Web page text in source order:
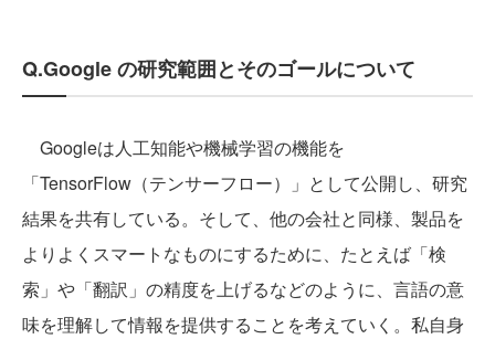
Q.Google の研究範囲とそのゴールについて
Googleは人工知能や機械学習の機能を
「TensorFlow（テンサーフロー）」として公開し、研究
結果を共有している。そして、他の会社と同様、製品を
よりよくスマートなものにするために、たとえば「検
索」や「翻訳」の精度を上げるなどのように、言語の意
味を理解して情報を提供することを考えていく。私自身